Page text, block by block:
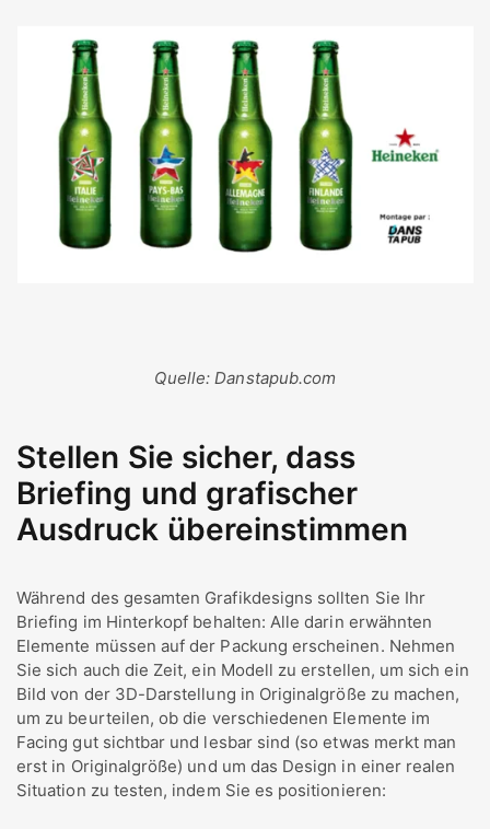
Quelle: Danstapub.com
Stellen Sie sicher, dass
Briefing und grafischer
Ausdruck übereinstimmen
Während des gesamten Grafikdesigns sollten Sie Ihr
Briefing im Hinterkopf behalten: Alle darin erwähnten
Elemente müssen auf der Packung erscheinen. Nehmen
Sie sich auch die Zeit, ein Modell zu erstellen, um sich ein
Bild von der 3D-Darstellung in Originalgröße zu machen,
um zu beurteilen, ob die verschiedenen Elemente im
Facing gut sichtbar und lesbar sind (so etwas merkt man
erst in Originalgröße) und um das Design in einer realen
Situation zu testen, indem Sie es positionieren: